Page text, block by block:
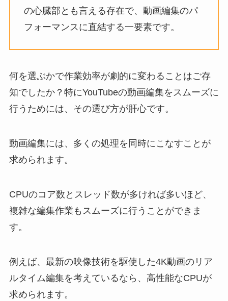
の心臓部とも言える存在で、動画編集のパ
フォーマンスに直結する一要素です。
何を選ぶかで作業効率が劇的に変わることはご存
知でしたか？特にYouTubeの動画編集をスムーズに
行うためには、その選び方が肝心です。
動画編集には、多くの処理を同時にこなすことが
求められます。
CPUのコア数とスレッド数が多ければ多いほど、
複雑な編集作業もスムーズに行うことができま
す。
例えば、最新の映像技術を駆使した4K動画のリア
ルタイム編集を考えているなら、高性能なCPUが
求められます。